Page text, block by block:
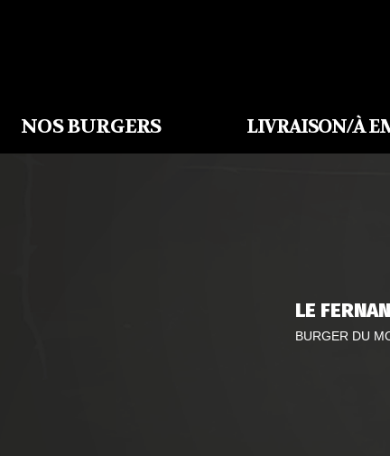
NOS BURGERS LIVRAISON/À
LE
BURGER DU